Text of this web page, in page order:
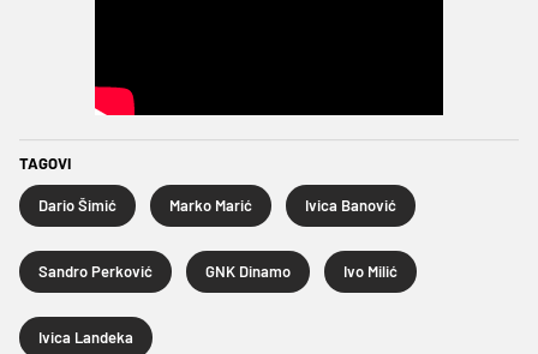
TAGOVI
Dario Šimić Marko Marić Ivica Banović
Sandro Perković GNK Dinamo Ivo Milić
Ivica Landeka